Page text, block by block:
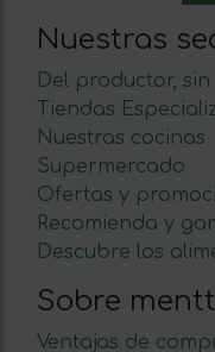
Nuestras
Del productor,
Tiendas
Nuestras cocinas
Supermercado
Ofertas y
Recomienda y
Descubre los
Sobre
Ventajas de